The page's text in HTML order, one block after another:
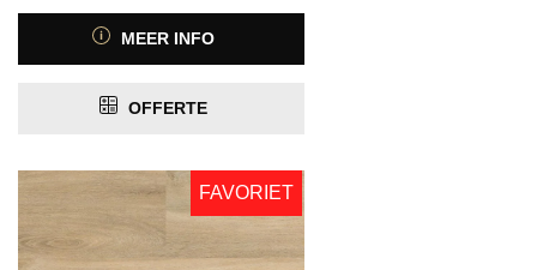
MEER INFO
OFFERTE
FAVORIET